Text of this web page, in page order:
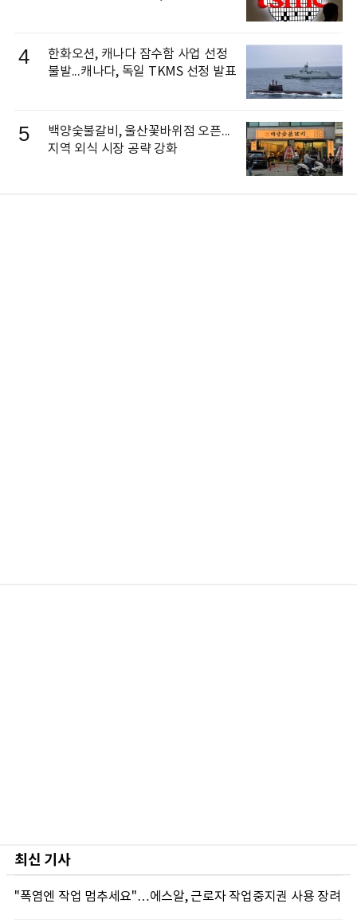
4
한화오션, 캐나다 잠수함 사업 선정
불발...캐나다, 독일 TKMS 선정 발표
5
백양숯불갈비, 울산꽃바위점 오픈...
지역 외식 시장 공략 강화
최신 기사
"폭염엔 작업 멈추세요"…에스알, 근로자 작업중지권 사용 장려